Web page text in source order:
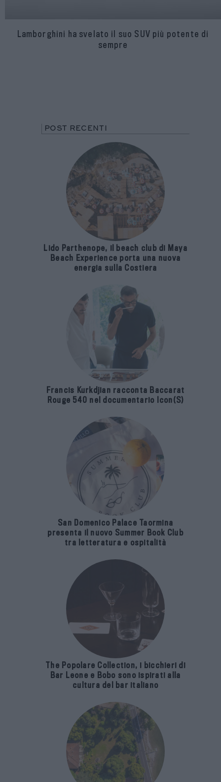
sempre
Lido Parthenope, il beach club di Maya
Beach Experience porta una nuova
energia sulla Costiera
Francis Kurkdjian racconta Baccarat
Rouge 540 nel documentario Icon(S)
San Domenico Palace Taormina
presenta il nuovo Summer Book Club
tra letteratura e ospitalità
The Popolare Collection, i bicchieri di
Bar Leone e Bobo sono ispirati alla
cultura del bar italiano